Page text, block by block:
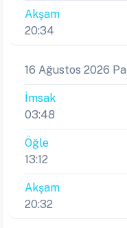
Akşam
20:34
16 Ağustos 2026 Pa
İmsak
03:48
Öğle
13:12
Akşam
20:32